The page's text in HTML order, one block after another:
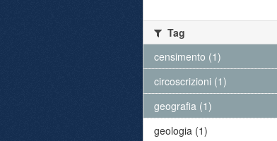
Tag
censimento (1)
circoscrizioni (1)
geografia (1)
geologia (1)